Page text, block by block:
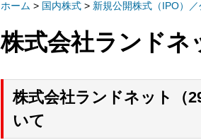
ホーム > 国内株式 > 新規公開株式（IPO）
株式会社ランドネ
株式会社ランドネット（
いて